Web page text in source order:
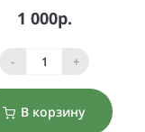
1 000р.
- +
В корзину